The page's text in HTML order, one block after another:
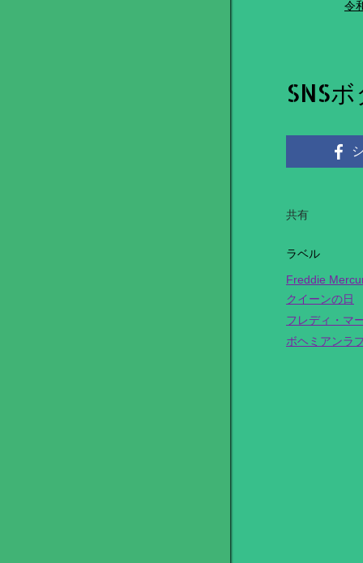
令
SNS
共有
ラベル
Freddie
クイーンの日
フレディ・マ
ボヘミアンラ